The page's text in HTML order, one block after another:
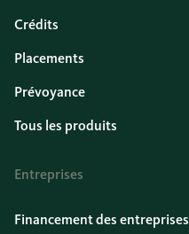
Crédits
Placements
Prévoyance
Tous les produits
Entreprises
Financement des entreprises